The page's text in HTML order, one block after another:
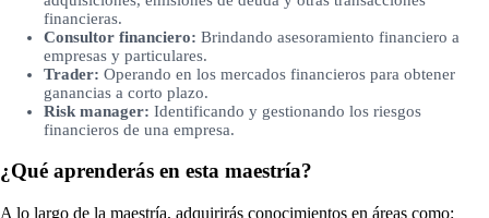
financieras.
Consultor financiero: Brindando asesoramiento financiero a
empresas y particulares.
Trader: Operando en los mercados financieros para obtener
ganancias a corto plazo.
Risk manager: Identificando y gestionando los riesgos
financieros de una empresa.
¿Qué aprenderás en esta maestría?
A lo largo de la maestría, adquirirás conocimientos en áreas como: